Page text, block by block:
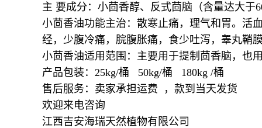
主 要成分：小茴香醇、反式茴脑（含量达大于
小茴香油功能主治： 散寒止痛，理气和胃。活
经，少腹冷痛，脘腹胀痛，食少吐泻，睾丸鞘
小茴香油适用范围：主要用于提制茴香脑，也
产品包装：25kg/桶 50kg/桶 180kg /桶
售后服务：卖家承担运费 ，款到当天发货
欢迎来电咨询
江西吉安海瑞天然植物有限公司